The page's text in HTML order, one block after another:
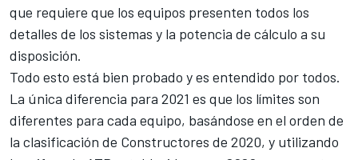
que requiere que los equipos presenten todos los
detalles de los sistemas y la potencia de cálculo a su
disposición.
Todo esto está bien probado y es entendido por todos.
La única diferencia para 2021 es que los límites son
diferentes para cada equipo, basándose en el orden de
la clasificación de Constructores de 2020, y utilizando